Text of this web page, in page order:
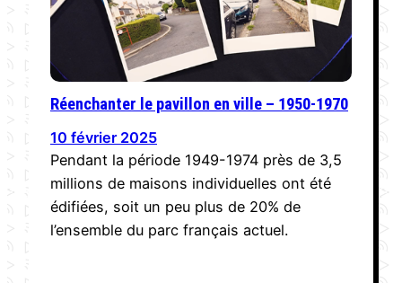
Réenchanter le pavillon en ville – 1950-1970
10 février 2025
Pendant la période 1949-1974 près de 3,5
millions de maisons individuelles ont été
édifiées, soit un peu plus de 20% de
l’ensemble du parc français actuel.